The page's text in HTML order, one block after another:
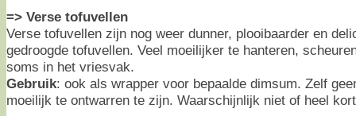
=> Verse tofuvellen
Verse tofuvellen zijn nog weer dunner, plooibaarder en
gedroogde tofuvellen. Veel moeilijker te hanteren,
soms in het vriesvak.
Gebruik: ook als wrapper voor bepaalde dimsum. Zelf
moeilijk te ontwarren te zijn. Waarschijnlijk niet of heel